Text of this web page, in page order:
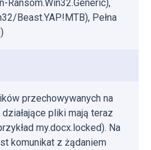
Ransom.Win32.Generic),
Beast.YAP!MTB), Pełna
)
przechowywanych na
pliki mają teraz
my.docx.locked). Na
komunikat z żądaniem